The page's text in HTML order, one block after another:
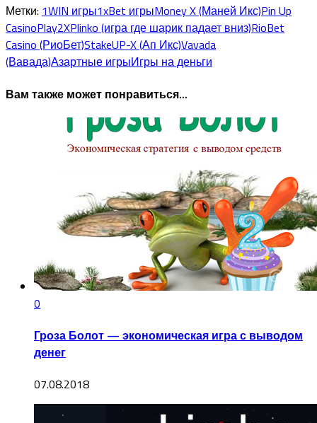
Метки: 1WIN игры1xBet игрыMoney X (Маней Икс)Pin Up
CasinoPlay2XPlinko (игра где шарик падает вниз)RioBet
Casino (РиоБет)StakeUP-X (Ап Икс)Vavada
(Вавада)Азартные игрыИгры на деньги
Вам также может понравиться...
0
Гроза Болот — экономическая игра с выводом
денег
07.08.2018